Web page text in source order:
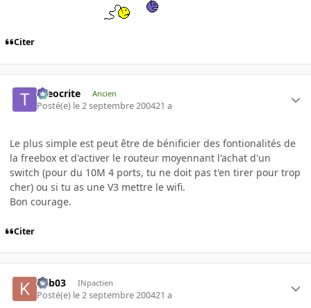
Citer
theocrite Ancien
Posté(e) le 2 septembre 200421 a
Le plus simple est peut être de bénificier des fontionalités de
la freebox et d'activer le routeur moyennant l'achat d'un
switch (pour du 10M 4 ports, tu ne doit pas t'en tirer pour trop
cher) ou si tu as une V3 mettre le wifi.
Bon courage.
Citer
kab03 INpactien
Posté(e) le 2 septembre 200421 a